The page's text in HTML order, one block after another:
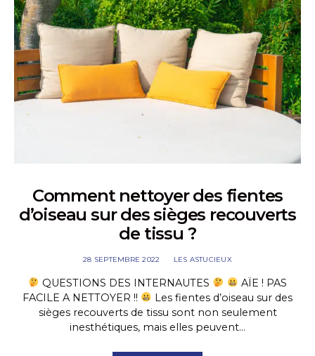
Comment nettoyer des fientes
d’oiseau sur des sièges recouverts
de tissu ?
28 SEPTEMBRE 2022 LES ASTUCIEUX
QUESTIONS DES INTERNAUTES
AÏE ! PAS
FACILE A NETTOYER !!
Les fientes d’oiseau sur des
sièges recouverts de tissu sont non seulement
inesthétiques, mais elles peuvent…